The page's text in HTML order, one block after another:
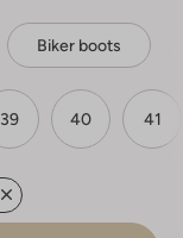
Biker boots
39 40 41